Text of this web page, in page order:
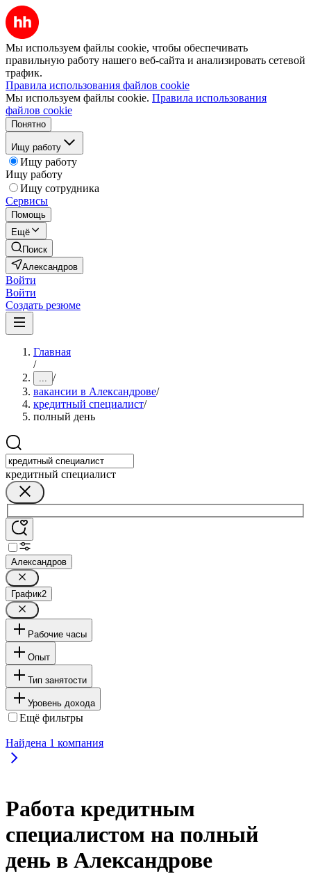
Мы используем файлы cookie, чтобы обеспечивать
правильную работу нашего веб-сайта и анализировать сетевой
трафик.
Правила использования файлов cookie
Мы используем файлы cookie. Правила использования
файлов cookie
Понятно
Ищу работу
Ищу работу
Ищу работу
Ищу сотрудника
Сервисы
Помощь
Ещё
Поиск
Александров
Войти
Войти
Создать резюме
Главная
/
... /
вакансии в Александрове/
кредитный специалист/
полный день
кредитный специалист
Александров
График2
Рабочие часы
Опыт
Тип занятости
Уровень дохода
Ещё фильтры
Найдена 1 компания
Работа кредитным
специалистом на полный
день в Александрове